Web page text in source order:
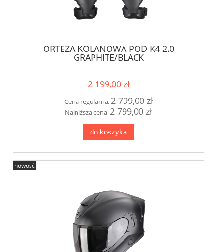
ORTEZA KOLANOWA POD K4 2.0
GRAPHITE/BLACK
2 199,00 zł
Cena regularna:2 799,00 zł
Najniższa cena:2 799,00 zł
do koszyka
nowość